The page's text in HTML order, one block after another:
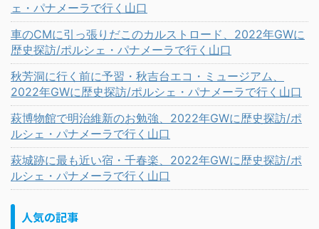
ェ・パナメーラで行く山口
車のCMに引っ張りだこのカルストロード、2022年GWに
歴史探訪/ポルシェ・パナメーラで行く山口
秋芳洞に行く前に予習・秋吉台エコ・ミュージアム、
2022年GWに歴史探訪/ポルシェ・パナメーラで行く山口
萩博物館で明治維新のお勉強、2022年GWに歴史探訪/ポ
ルシェ・パナメーラで行く山口
萩城跡に最も近い宿・千春楽、2022年GWに歴史探訪/ポ
ルシェ・パナメーラで行く山口
人気の記事